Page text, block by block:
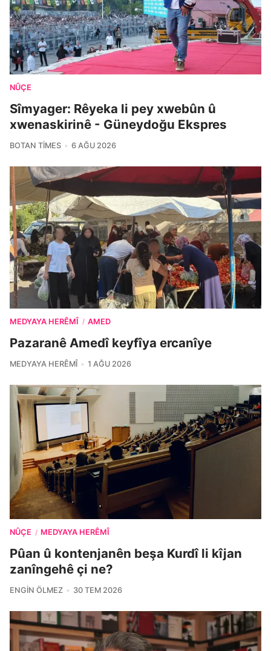
NÛÇE
Sîmyager: Rêyeka li pey xwebûn û
xwenaskirinê - Güneydoğu Ekspres
BOTAN TIMES 6 AĞU 2026
MEDYAYA HERÊMÎ / AMED
Pazaranê Amedî keyfîya ercanîye
MEDYAYA HERÊMÎ 1 AĞU 2026
NÛÇE / MEDYAYA HERÊMÎ
Pûan û kontenjanên beşa Kurdî li kîjan
zanîngehê çi ne?
ENGIN ÖLMEZ 30 TEM 2026